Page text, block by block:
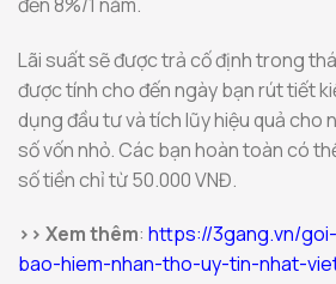
Lãi suất sẽ được trả cố định trong
được tính cho đến ngày bạn rút tiết
dụng đầu tư và tích lũy hiệu quả cho
số vốn nhỏ. Các bạn hoàn toàn có
số tiền chỉ từ 50.000 VNĐ.
>> Xem thêm: https://3gang.vn/
bao-hiem-nhan-tho-uy-tin-nhat-